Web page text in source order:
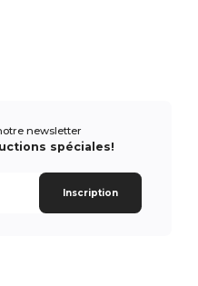
newsletter
spéciales!
Inscription